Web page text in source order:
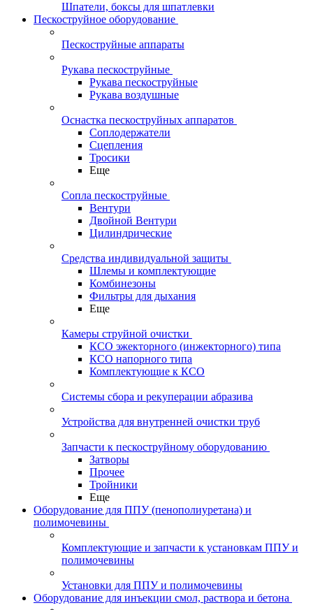
Шпатели, боксы для шпатлевки
Пескоструйное оборудование
Пескоструйные аппараты
Рукава пескоструйные
Рукава пескоструйные
Рукава воздушные
Оснастка пескоструйных аппаратов
Соплодержатели
Сцепления
Тросики
Еще
Сопла пескоструйные
Вентури
Двойной Вентури
Цилиндрические
Средства индивидуальной защиты
Шлемы и комплектующие
Комбинезоны
Фильтры для дыхания
Еще
Камеры струйной очистки
КСО эжекторного (инжекторного) типа
КСО напорного типа
Комплектующие к КСО
Системы сбора и рекуперации абразива
Устройства для внутренней очистки труб
Запчасти к пескоструйному оборудованию
Затворы
Прочее
Тройники
Еще
Оборудование для ППУ (пенополиуретана) и
полимочевины
Комплектующие и запчасти к установкам ППУ и
полимочевины
Установки для ППУ и полимочевины
Оборудование для инъекции смол, раствора и бетона